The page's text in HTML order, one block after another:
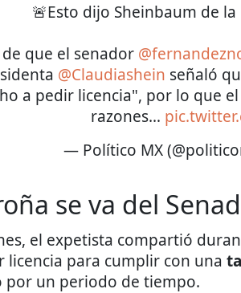
🚨Esto dijo Sheinbaum de
que el senador
@Claudiashein señaló
a pedir licencia", por lo que
razones…
— Político MX
se va del
el expetista compartió
licencia para cumplir con una
por un periodo de tiempo.